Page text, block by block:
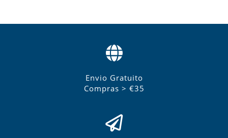
Envio Gratuito
Compras > €35